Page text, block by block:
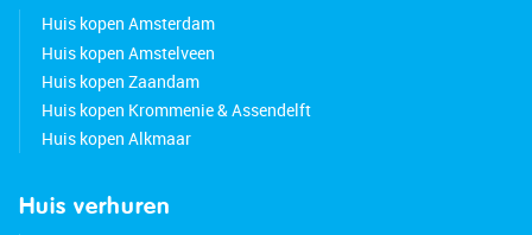
Huis kopen Amsterdam
Huis kopen Amstelveen
Huis kopen Zaandam
Huis kopen Krommenie & Assendelft
Huis kopen Alkmaar
Huis verhuren